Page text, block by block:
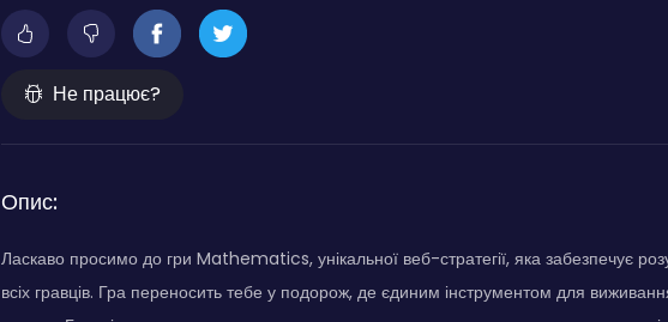
Не працює?
Опис:
Ласкаво просимо до гри Mathematics, унікальної веб-стратегії, яка забезпечує
всіх гравців. Гра переносить тебе у подорож, де єдиним інструментом для